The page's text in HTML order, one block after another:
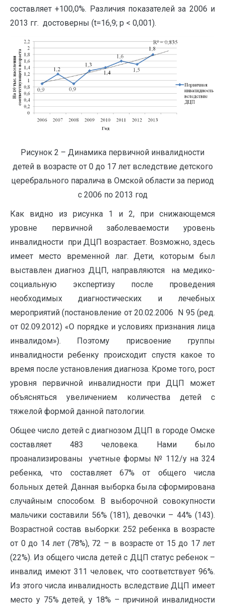
составляет +100,0%. Различия показателей за 2006 и
2013 гг. достоверны (t=16,9; р < 0,001).
Рисунок 2 – Динамика первичной инвалидности
детей в возрасте от 0 до 17 лет вследствие детского
церебрального паралича в Омской области за период
с 2006 по 2013 год
Как видно из рисунка 1 и 2, при снижающемся
уровне первичной заболеваемости уровень
инвалидности при ДЦП возрастает. Возможно, здесь
имеет место временной лаг. Дети, которым был
выставлен диагноз ДЦП, направляются на медико-
социальную экспертизу после проведения
необходимых диагностических и лечебных
мероприятий (постановление от 20.02.2006 N 95 (ред.
от 02.09.2012) «О порядке и условиях признания лица
инвалидом»). Поэтому присвоение группы
инвалидности ребенку происходит спустя какое то
время после установления диагноза. Кроме того, рост
уровня первичной инвалидности при ДЦП может
объясняться увеличением количества детей с
тяжелой формой данной патологии.
Общее число детей с диагнозом ДЦП в городе Омске
составляет 483 человека. Нами было
проанализированы учетные формы № 112/у на 324
ребенка, что составляет 67% от общего числа
больных детей. Данная выборка была сформирована
случайным способом. В выборочной совокупности
мальчики составили 56% (181), девочки – 44% (143).
Возрастной состав выборки: 252 ребенка в возрасте
от 0 до 14 лет (78%), 72 – в возрасте от 15 до 17 лет
(22%). Из общего числа детей с ДЦП статус ребенок –
инвалид имеют 311 человек, что соответствует 96%.
Из этого числа инвалидность вследствие ДЦП имеет
место у 75% детей, у 18% – причиной инвалидности